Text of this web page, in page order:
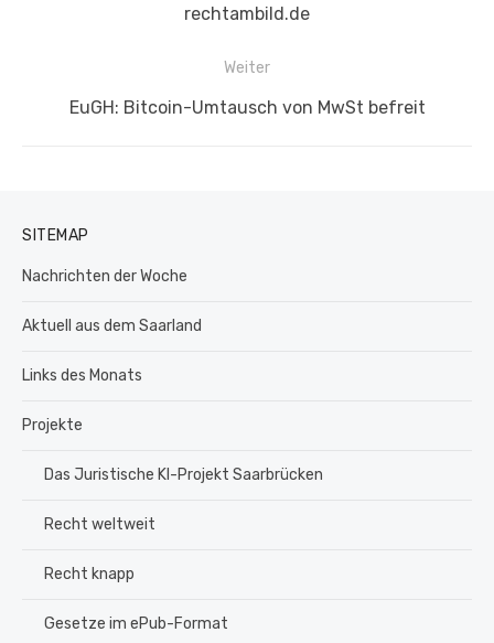
Vorheriger
rechtambild.de
Weiter
Nächster
EuGH: Bitcoin-Umtausch von MwSt befreit
SITEMAP
Nachrichten der Woche
Aktuell aus dem Saarland
Links des Monats
Projekte
Das Juristische KI-Projekt Saarbrücken
Recht weltweit
Recht knapp
Gesetze im ePub-Format